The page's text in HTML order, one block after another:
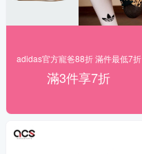
adidas官方寵爸88折 滿件最低7折
滿3件享7折